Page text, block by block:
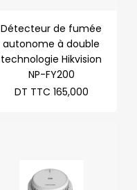
Détecteur de fumée
autonome à double
technologie Hikvision
NP-FY200
DT TTC 165,000